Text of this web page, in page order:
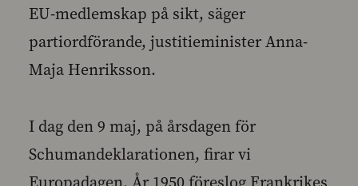
EU-medlemskap på sikt, säger
partiordförande, justitieminister Anna-
Maja Henriksson.
I dag den 9 maj, på årsdagen för
Schumandeklarationen, firar vi